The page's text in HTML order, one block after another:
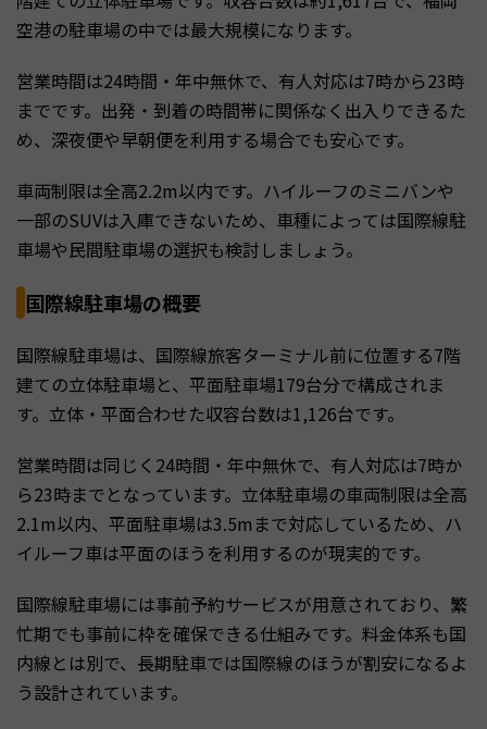
空港の駐車場の中では最大規模になります。
営業時間は24時間・年中無休で、有人対応は7時から23時
までです。出発・到着の時間帯に関係なく出入りできるた
め、深夜便や早朝便を利用する場合でも安心です。
車両制限は全高2.2m以内です。ハイルーフのミニバンや
一部のSUVは入庫できないため、車種によっては国際線駐
車場や民間駐車場の選択も検討しましょう。
国際線駐車場の概要
国際線駐車場は、国際線旅客ターミナル前に位置する7階
建ての立体駐車場と、平面駐車場179台分で構成されま
す。立体・平面合わせた収容台数は1,126台です。
営業時間は同じく24時間・年中無休で、有人対応は7時か
ら23時までとなっています。立体駐車場の車両制限は全高
2.1m以内、平面駐車場は3.5mまで対応しているため、ハ
イルーフ車は平面のほうを利用するのが現実的です。
国際線駐車場には事前予約サービスが用意されており、繁
忙期でも事前に枠を確保できる仕組みです。料金体系も国
内線とは別で、長期駐車では国際線のほうが割安になるよ
う設計されています。